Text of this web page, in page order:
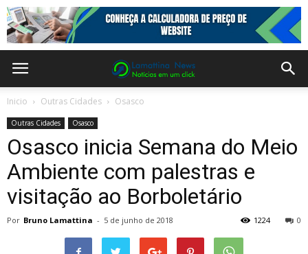
Inicio Outras Cidades Osasco
Outras Cidades Osasco
Osasco inicia Semana do Meio
Ambiente com palestras e
visitação ao Borboletário
Por Bruno Lamattina - 5 de junho de 2018 0
1224